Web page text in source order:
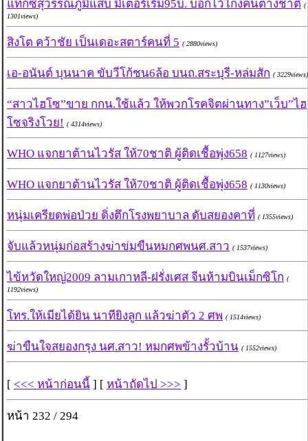
แท็กซี่สุวรรณภูมิแสบ มิเตอร์เริ่ม95บ. บอกไว้โกงคนต่างชาติ (
1301views)
สิงโต คว้าชัย เป็นเดอะสตาร์คนที่ 5 ( 2880views)
เอ-อนันต์ บุนนาค ขับวีโก้ชน6ล้อ บนถ.สระบุรี-หล่มสัก ( 3229views)
“สาวไฮโซ”ขาย กกน.ใช้แล้ว ให้พวกโรคจิตผ่านทาง”เว็บ”ไฮ
โซจริงโวย! ( 4314views)
WHO แจกยาต้านไวรัส ให้70ชาติ ผู้ติดเชื้อพุ่ง658 ( 1127views)
WHO แจกยาต้านไวรัส ให้70ชาติ ผู้ติดเชื้อพุ่ง658 ( 1130views)
หนุ่มเครียดพ่อป่วย ดิ่งตึกโรงพยาบาล ดับสยองคาที่ ( 1355views)
จับแล้วหนุ่มก่อสร้างฆ่าข่มขืนหมกศพนศ.สาว ( 1537views)
ไข้หวัดใหญ่2009 ลามเกาหลี-ฝรั่งเศส จีนห้ามบินเม็กซิโก (
1192views)
โทร.ให้เมียได้ยิน นาทียิงลูก แล้วฆ่าตัว 2 ศพ ( 1514views)
ฆ่าขืนใจสยองกรุง นศ.สาว! หมกศพข้างรั้วบ้าน ( 1552views)
[ <<< หน้าก่อนนี้ ] [ หน้าถัดไป >>> ]
หน้า 232 / 294